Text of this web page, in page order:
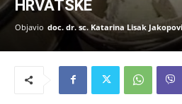
HRVATSKE
Objavio doc. dr. sc. Katarina Lisak